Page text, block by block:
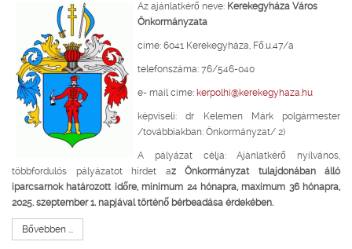
Az ajánlatkérő neve: Kerekegyháza Város
Önkormányzata
címe: 6041 Kerekegyháza, Fő.u.47/a
telefonszáma: 76/546-040
e- mail címe: kerpolhi@kerekegyhaza.hu
képviseli: dr Kelemen Márk polgármester
/továbbiakban: Önkormányzat/ 2)
A pályázat célja: Ajánlatkérő nyilvános,
többfordulós pályázatot hirdet az Önkormányzat tulajdonában álló
iparcsarnok határozott időre, minimum 24 hónapra, maximum 36 hónapra,
2025. szeptember 1. napjával történő bérbeadása érdekében.
Bővebben ...